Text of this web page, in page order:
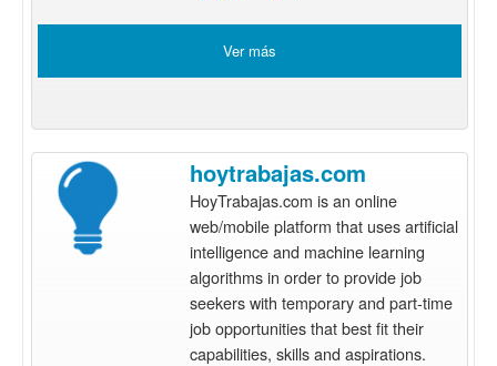
Ver más
hoytrabajas.com
HoyTrabajas.com is an online
web/mobile platform that uses artificial
intelligence and machine learning
algorithms in order to provide job
seekers with temporary and part-time
job opportunities that best fit their
capabilities, skills and aspirations.